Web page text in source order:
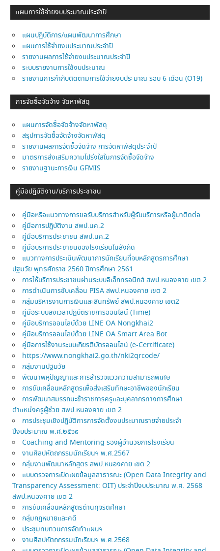
แผนการใช้จ่ายงบประมาณประจำปี
แผนปฎิบัติการ/แผนพัฒนาการศึกษา
แผนการใช้จ่ายงบประมาณประจำปี
รายงานผลการใช้จ่ายงบประมาณประจำปี
ระบบรายงานการใช้งบประมาณ
รายงานการกำกับติดตามการใช้จ่ายงบประมาณ รอบ 6 เดือน (O19)
การจัดซื้อจัดจ้าง จัดหาพัสดุ
แผนการจัดซื้อจัดจ้างจัดหาพัสดุ
สรุปการจัดซื้อจัดจ้างจัดหาพัสดุ
รายงานผลการจัดซื้อจัดจ้าง การจัดหาพัสดุประจำปี
มาตรการส่งเสริมความโปร่งใสในการจัดซื้อจัดจ้าง
รายงานฐานะการเงิน GFMIS
คู่มือปฏิบัติงาน/บริการประชาชน
คู่มือหรือแนวทางการขอรับบริการสำหรับผู้รับบริการหรือผู้มาติดต่อ
คู่มือการปฏิบัติงาน สพป.นค.2
คู่มือบริการประชาชน สพป.นค.2
คู่มือบริการประชาชนของโรงเรียนในสังกัด
แนวทางการประเมินพัฒนาการนักเรียนที่จบหลักสูตรการศึกษา
ปฐมวัย พุทธศักราช 2560 ปีการศึกษา 2561
การให้บริการประชาชนผ่านระบบอิเล็กทรอนิกส์ สพป.หนองคาย เขต 2
การดำเนินการขับเคลื่อน PISA สพป.หนองคาย เขต 2
กลุ่มบริหารงานการเงินและสินทรัพย์ สพป.หนองคาย เขต2
คู่มือระบบลงเวลาปฏิบัติราชการออนไลน์ (Time)
คู่มือบริการออนไลบ์ด้วย LINE OA Nongkhai2
คู่มือบริการออนไลบ์ด้วย LINE OA Smart Area Bot
คู่มือการใช้งานระบบเกียรติบัตรออนไลน์ (e-Certificate)
https://www.nongkhai2.go.th/nki2qrcode/
กลุ่มงานปฐมวัย
พัฒนาพหุปัญญาและการสำรวจแววความสามารถพิเศษ
การขับเคลื่อนหลักสูตรเพื่อส่งเสริมทักษะอาชีพของนักเรียน
การพัฒนาสมรรถนะข้าราชการครูและบุคลากรทางการศึกษา
ตำแหน่งครูผู้ช่วย สพป.หนองคาย เขต 2
การประชุมเชิงปฏิบัติการการจัดตั้งงบประมาณรายจ่ายประจำ
ปีงบประมาณ พ.ศ.๒๕๖๙
Coaching and Mentoring รองผู้อำนวยการโรงเรียน
งานศิลปหัตถกรรมนักเรียนฯ พ.ศ.2567
กลุ่มงานพัฒนาหลักสูตร สพป.หนองคาย เขต 2
แบบตรวจการเปิดเผยข้อมูลสาธารณะ (Open Data Integrity and
Transparency Assessment: OIT) ประจำปีงบประมาณ พ.ศ. 2568
สพป.หนองคาย เขต 2
การขับเคลื่อนหลักสูตรต้านทุจริตศึกษา
กลุ่มกฎหมายและคดี
ประชุมทบทวนการจัดทำแผนฯ
งานศิลปหัตถกรรมนักเรียนฯ พ.ศ.2568